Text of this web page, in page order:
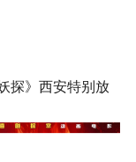
探》西安特别放
家欢奇幻冒险！